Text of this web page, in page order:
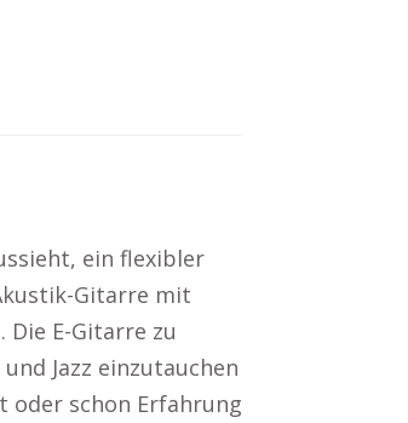
ein flexibler
Gitarre mit
E-Gitarre zu
Jazz einzutauchen
oder schon Erfahrung